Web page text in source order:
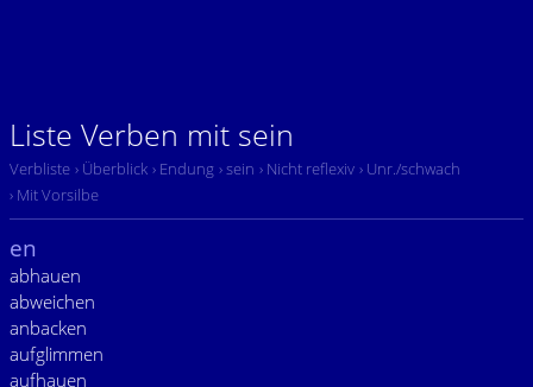
Liste Verben mit sein
Verbliste › Überblick › Endung › sein › Nicht reflexiv › Unr./schwach
› Mit Vorsilbe
en
abhauen
abweichen
anbacken
aufglimmen
aufhauen